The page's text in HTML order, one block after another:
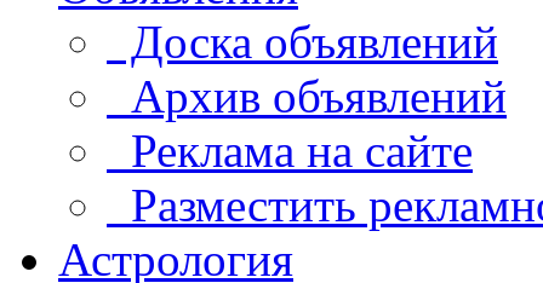
Доска объявлений
Архив объявлений
Реклама на сайте
Разместить
Астрология